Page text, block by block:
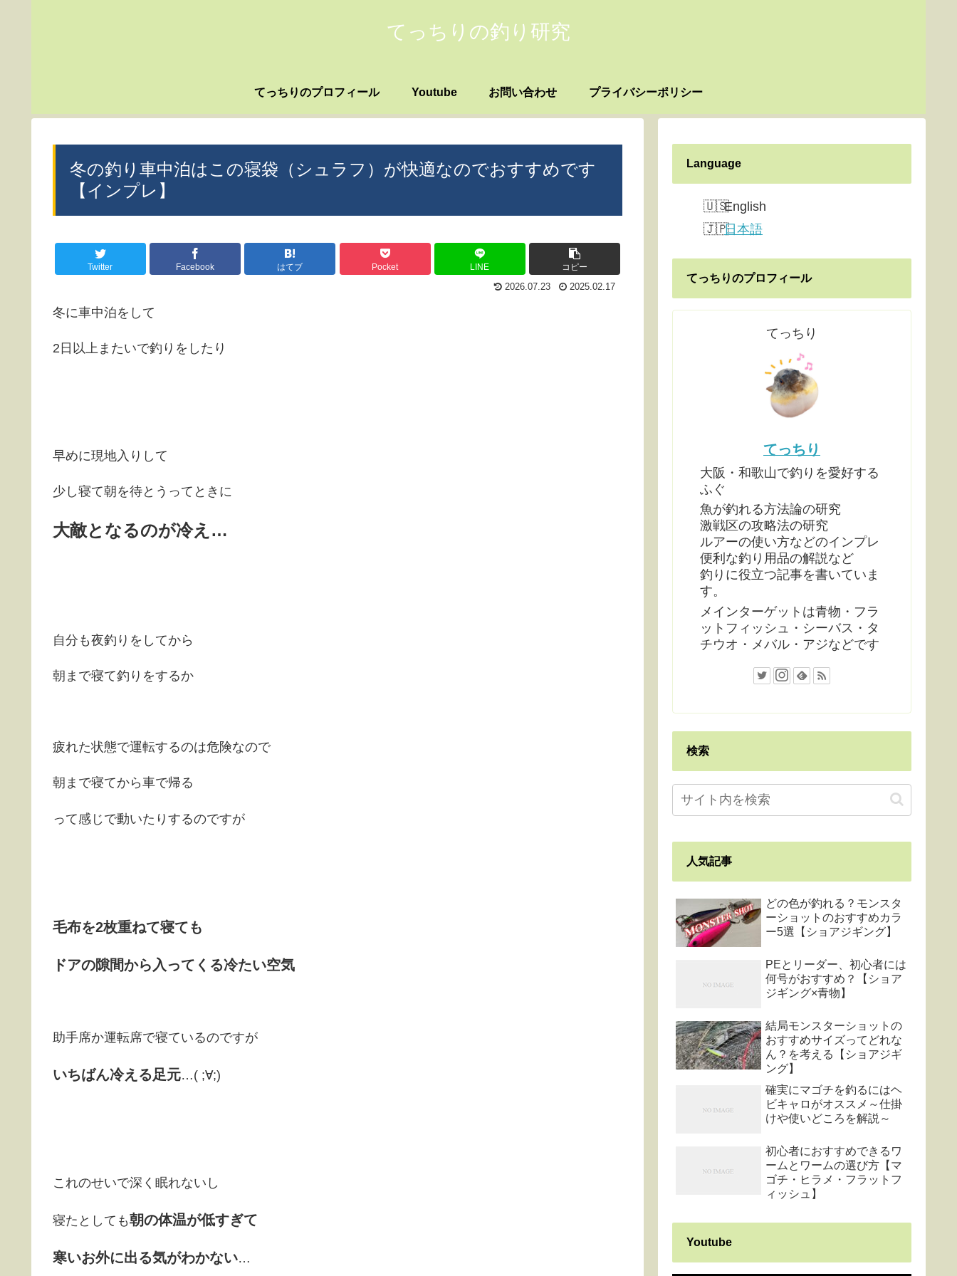
てっちりの釣り研究
てっちりのプロフィール Youtube お問い合わせ プライバシーポリシー
冬の釣り車中泊はこの寝袋（シュラフ）が快適なのでおすすめです
【インプレ】
Twitter Facebook はてブ Pocket LINE コピー
2026.07.23 2025.02.17
冬に車中泊をして
2日以上またいで釣りをしたり
早めに現地入りして
少し寝て朝を待とうってときに
大敵となるのが冷え…
自分も夜釣りをしてから
朝まで寝て釣りをするか
疲れた状態で運転するのは危険なので
朝まで寝てから車で帰る
って感じで動いたりするのですが
毛布を2枚重ねて寝ても
ドアの隙間から入ってくる冷たい空気
助手席か運転席で寝ているのですが
いちばん冷える足元…( ;∀;)
これのせいで深く眠れないし
寝たとしても朝の体温が低すぎて
寒いお外に出る気がわかない…
Language
English
日本語
てっちりのプロフィール
てっちり
てっちり
大阪・和歌山で釣りを愛好する
ふぐ
魚が釣れる方法論の研究
激戦区の攻略法の研究
ルアーの使い方などのインプレ
便利な釣り用品の解説など
釣りに役立つ記事を書いていま
す。
メインターゲットは青物・フラ
ットフィッシュ・シーバス・タ
チウオ・メバル・アジなどです
検索
人気記事
どの色が釣れる？モンスタ
ーショットのおすすめカラ
ー5選【ショアジギング】
PEとリーダー、初心者には
何号がおすすめ？【ショア
ジギング×青物】
結局モンスターショットの
おすすめサイズってどれな
ん？を考える【ショアジギ
ング】
確実にマゴチを釣るにはヘ
ビキャロがオススメ～仕掛
けや使いどころを解説～
初心者におすすめできるワ
ームとワームの選び方【マ
ゴチ・ヒラメ・フラットフ
ィッシュ】
Youtube